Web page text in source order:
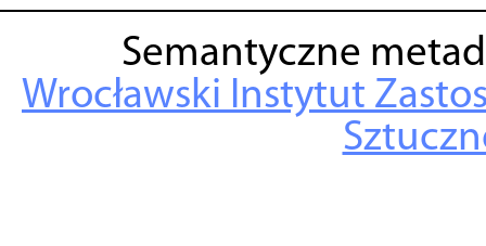
Semantyczne
Wrocławski Instytut